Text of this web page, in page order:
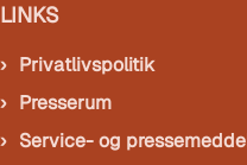
LINKS
Privatlivspolitik
Presserum
Service- og